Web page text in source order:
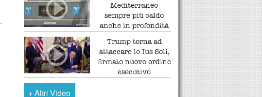
Mediterraneo
sempre più caldo
anche in profondità
Trump torna ad
attaccare lo Ius Soli,
firmato nuovo ordine
esecutivo
+Altri Video